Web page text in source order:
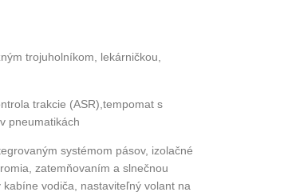
trojuholníkom, lekárničkou,
trakcie (ASR),tempomat s
pneumatikách
systémom pásov, izolačné
zatemňovaním a slnečnou
vodiča, nastaviteľný volant na